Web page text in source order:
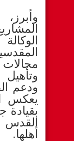
وتأهيل
ودعم
يعكس
بقيادة
القدس
أهلها.